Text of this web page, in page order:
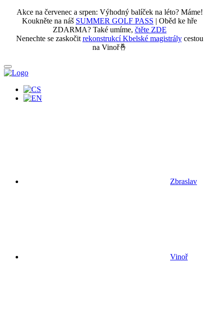
Akce na červenec a srpen: Výhodný balíček na léto? Máme!
Koukněte na náš SUMMER GOLF PASS | Oběd ke hře
ZDARMA? Také umíme, čtěte ZDE
Nenechte se zaskočit rekonstrukcí Kbelské magistrálycestou
na Vinoř🤞
Zbraslav
Vinoř